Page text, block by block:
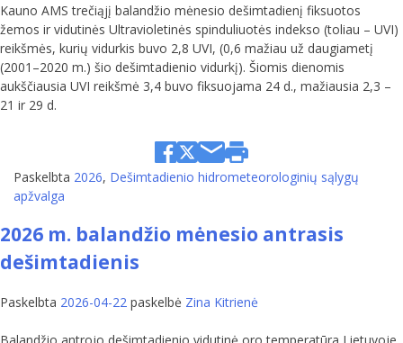
Kauno AMS trečiąjį balandžio mėnesio dešimtadienį fiksuotos
žemos ir vidutinės Ultravioletinės spinduliuotės indekso (toliau – UVI)
reikšmės, kurių vidurkis buvo 2,8 UVI, (0,6 mažiau už daugiametį
(2001–2020 m.) šio dešimtadienio vidurkį). Šiomis dienomis
aukščiausia UVI reikšmė 3,4 buvo fiksuojama 24 d., mažiausia 2,3 –
21 ir 29 d.
Paskelbta 2026, Dešimtadienio hidrometeorologinių sąlygų
apžvalga
2026 m. balandžio mėnesio antrasis
dešimtadienis
Paskelbta 2026-04-22 paskelbė Zina Kitrienė